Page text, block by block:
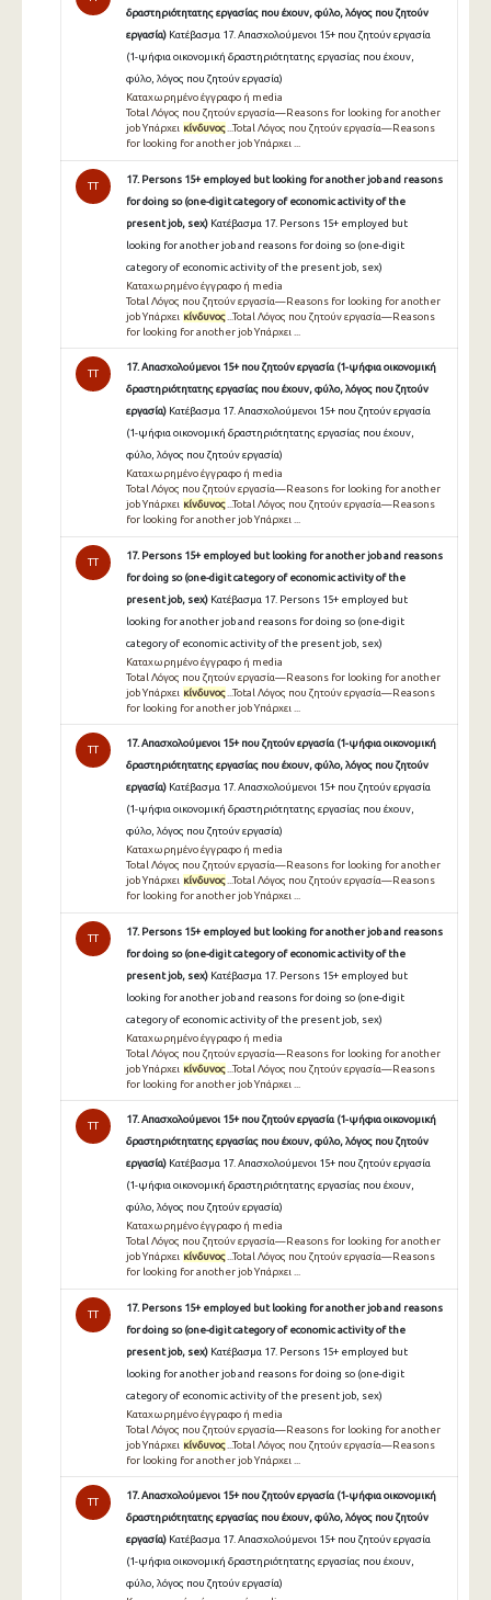
δραστηριότητατης εργασίας που έχουν, φύλο, λόγος που ζητούν
εργασία) Κατέβασμα 17. Απασχολούμενοι 15+ που ζητούν εργασία
(1-ψήφια οικονομική δραστηριότητατης εργασίας που έχουν,
φύλο, λόγος που ζητούν εργασία)
Καταχωρημένο έγγραφο ή media
Total Λόγος που ζητούν εργασία—Reasons for looking for another
job Υπάρχει κίνδυνος...Total Λόγος που ζητούν εργασία—Reasons
for looking for another job Υπάρχει ...
TT
17. Persons 15+ employed but looking for another job and reasons
for doing so (one-digit category of economic activity of the
present job, sex) Κατέβασμα 17. Persons 15+ employed but
looking for another job and reasons for doing so (one-digit
category of economic activity of the present job, sex)
Καταχωρημένο έγγραφο ή media
Total Λόγος που ζητούν εργασία—Reasons for looking for another
job Υπάρχει κίνδυνος ...Total Λόγος που ζητούν εργασία—Reasons
for looking for another job Υπάρχει ...
TT
17. Απασχολούμενοι 15+ που ζητούν εργασία (1-ψήφια οικονομική
δραστηριότητατης εργασίας που έχουν, φύλο, λόγος που ζητούν
εργασία) Κατέβασμα 17. Απασχολούμενοι 15+ που ζητούν εργασία
(1-ψήφια οικονομική δραστηριότητατης εργασίας που έχουν,
φύλο, λόγος που ζητούν εργασία)
Καταχωρημένο έγγραφο ή media
Total Λόγος που ζητούν εργασία—Reasons for looking for another
job Υπάρχει κίνδυνος...Total Λόγος που ζητούν εργασία—Reasons
for looking for another job Υπάρχει ...
TT
17. Persons 15+ employed but looking for another job and reasons
for doing so (one-digit category of economic activity of the
present job, sex) Κατέβασμα 17. Persons 15+ employed but
looking for another job and reasons for doing so (one-digit
category of economic activity of the present job, sex)
Καταχωρημένο έγγραφο ή media
Total Λόγος που ζητούν εργασία—Reasons for looking for another
job Υπάρχει κίνδυνος ...Total Λόγος που ζητούν εργασία—Reasons
for looking for another job Υπάρχει ...
TT
17. Απασχολούμενοι 15+ που ζητούν εργασία (1-ψήφια οικονομική
δραστηριότητατης εργασίας που έχουν, φύλο, λόγος που ζητούν
εργασία) Κατέβασμα 17. Απασχολούμενοι 15+ που ζητούν εργασία
(1-ψήφια οικονομική δραστηριότητατης εργασίας που έχουν,
φύλο, λόγος που ζητούν εργασία)
Καταχωρημένο έγγραφο ή media
Total Λόγος που ζητούν εργασία—Reasons for looking for another
job Υπάρχει κίνδυνος...Total Λόγος που ζητούν εργασία—Reasons
for looking for another job Υπάρχει ...
TT
17. Persons 15+ employed but looking for another job and reasons
for doing so (one-digit category of economic activity of the
present job, sex) Κατέβασμα 17. Persons 15+ employed but
looking for another job and reasons for doing so (one-digit
category of economic activity of the present job, sex)
Καταχωρημένο έγγραφο ή media
Total Λόγος που ζητούν εργασία—Reasons for looking for another
job Υπάρχει κίνδυνος ...Total Λόγος που ζητούν εργασία—Reasons
for looking for another job Υπάρχει ...
TT
17. Απασχολούμενοι 15+ που ζητούν εργασία (1-ψήφια οικονομική
δραστηριότητατης εργασίας που έχουν, φύλο, λόγος που ζητούν
εργασία) Κατέβασμα 17. Απασχολούμενοι 15+ που ζητούν εργασία
(1-ψήφια οικονομική δραστηριότητατης εργασίας που έχουν,
φύλο, λόγος που ζητούν εργασία)
Καταχωρημένο έγγραφο ή media
Total Λόγος που ζητούν εργασία—Reasons for looking for another
job Υπάρχει κίνδυνος...Total Λόγος που ζητούν εργασία—Reasons
for looking for another job Υπάρχει ...
TT
17. Persons 15+ employed but looking for another job and reasons
for doing so (one-digit category of economic activity of the
present job, sex) Κατέβασμα 17. Persons 15+ employed but
looking for another job and reasons for doing so (one-digit
category of economic activity of the present job, sex)
Καταχωρημένο έγγραφο ή media
Total Λόγος που ζητούν εργασία—Reasons for looking for another
job Υπάρχει κίνδυνος ...Total Λόγος που ζητούν εργασία—Reasons
for looking for another job Υπάρχει ...
TT
17. Απασχολούμενοι 15+ που ζητούν εργασία (1-ψήφια οικονομική
δραστηριότητατης εργασίας που έχουν, φύλο, λόγος που ζητούν
εργασία) Κατέβασμα 17. Απασχολούμενοι 15+ που ζητούν εργασία
(1-ψήφια οικονομική δραστηριότητατης εργασίας που έχουν,
φύλο, λόγος που ζητούν εργασία)